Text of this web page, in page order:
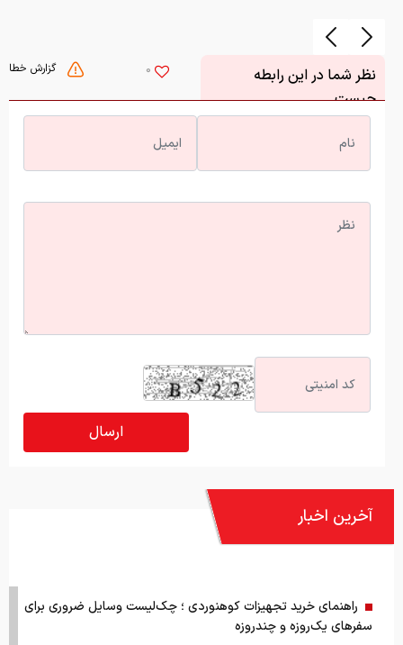
گزارش خطا 0
نظر شما در این رابطه
چیست
آخرین اخبار
راهنمای خرید تجهیزات کوهنوردی ؛ چک‌لیست وسایل ضروری برای
سفرهای یک‌روزه و چندروزه